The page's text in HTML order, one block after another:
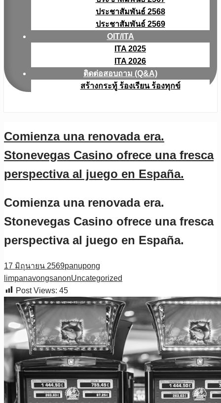
ประชาสัมพันธ์ 2568
ประชาสัมพันธ์ 2569
OIT/ITA
ITA 2025
ITA 2026
ติดต่อสอบถาม (Q&A)
สร้างกระทู้ ร้องเรียน ร้องทุกข์
Comienza una renovada era.
Stonevegas Casino ofrece una fresca
perspectiva al juego en España.
Comienza una renovada era.
Stonevegas Casino ofrece una fresca
perspectiva al juego en España.
17 มิถุนายน 2569panupong
limpanavongsanonUncategorized
Post Views: 45